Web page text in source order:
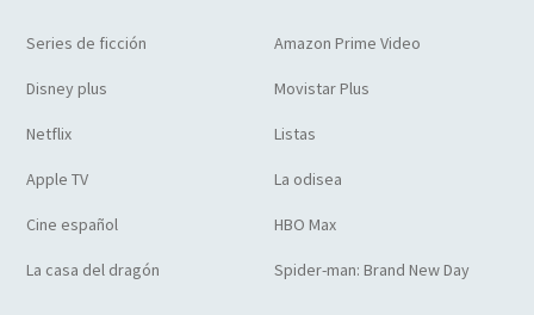
Series de ficción Amazon Prime Video
Disney plus Movistar Plus
Netflix Listas
Apple TV La odisea
Cine español HBO Max
La casa del dragón Spider-man: Brand New Day